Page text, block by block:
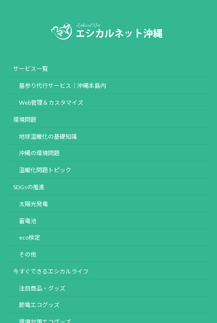
サービス一覧
墓参り代行サービス｜沖縄本島内
Web管理＆カスタマイズ
環境問題
地球温暖化の基礎知識
沖縄の環境問題
温暖化問題トピック
SDGsの推進
太陽光発電
蓄電池
eco検定
その他
今すぐできるエシカルライフ
注目商品・グッズ
節電エコグッズ